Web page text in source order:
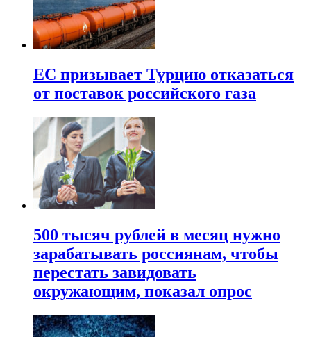
ЕС призывает Турцию отказаться
от поставок российского газа
500 тысяч рублей в месяц нужно
зарабатывать россиянам, чтобы
перестать завидовать
окружающим, показал опрос